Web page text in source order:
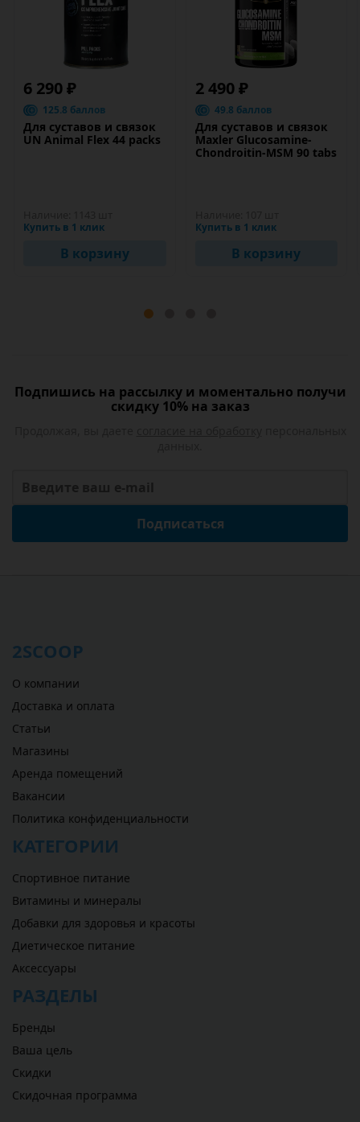
6 290 ₽
125.8 баллов
Для суставов и связок
UN Animal Flex 44 packs
Купить в 1 клик
В корзину
2 490 ₽
49.8 баллов
Для суставов и связок
Maxler Glucosamine-
Chondroitin-MSM 90 tabs
Купить в 1 клик
В корзину
Подпишись на рассылку и моментально получи
скидку 10% на заказ
Подписаться
2SCOOP
О компании
Доставка и оплата
Статьи
Магазины
Аренда помещений
Вакансии
Политика конфиденциальности
КАТЕГОРИИ
Спортивное питание
Витамины и минералы
Добавки для здоровья и красоты
Диетическое питание
Аксессуары
РАЗДЕЛЫ
Бренды
Ваша цель
Скидки
Скидочная программа